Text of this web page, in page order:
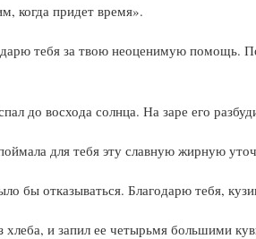
когда придет время».
тебя за твою неоценимую помощь.
до восхода солнца. На заре его
для тебя эту славную жирную
бы отказываться. Благодарю тебя,
и запил ее четырьмя большими